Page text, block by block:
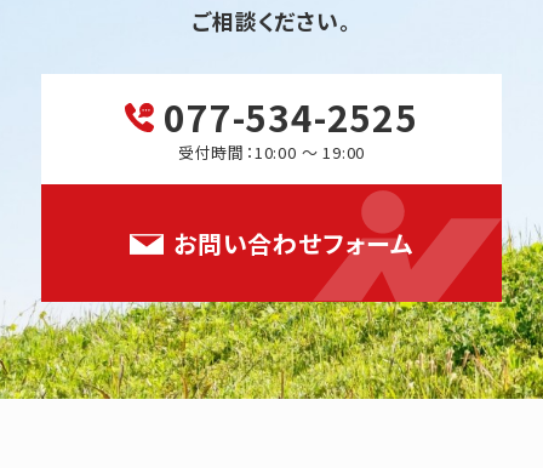
ご相談ください。
077-534-2525
受付時間：10:00 ～ 19:00
お問い合わせフォーム